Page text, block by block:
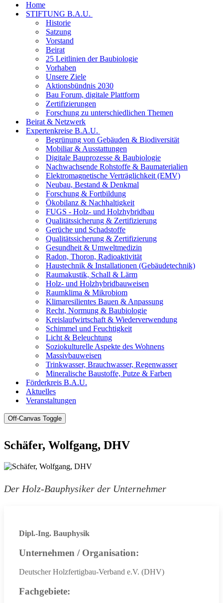
Home
STIFTUNG B.A.U.
Historie
Satzung
Vorstand
Beirat
25 Leitlinien der Baubiologie
Vorhaben
Unsere Ziele
Aktionsbündnis 2030
Bau Forum, digitale Plattform
Zertifizierungen
Forschung zu unterschiedlichen Themen
Beirat & Netzwerk
Expertenkreise B.A.U.
Begrünung von Gebäuden & Biodiversität
Mobiliar & Ausstattungen
Digitale Bauprozesse & Baubiologie
Nachwachsende Rohstoffe & Baumaterialien
Elektromagnetische Verträglichkeit (EMV)
Neubau, Bestand & Denkmal
Forschung & Fortbildung
Ökobilanz & Nachhaltigkeit
FUGS - Holz- und Holzhybridbau
Qualitätssicherung & Zertifizierung
Gerüche und Schadstoffe
Qualitätssicherung & Zertifizierung
Gesundheit & Umweltmedizin
Radon, Thoron, Radioaktivität
Haustechnik & Installationen (Gebäudetechnik)
Raumakustik, Schall & Lärm
Holz- und Holzhybridbauweisen
Raumklima & Mikrobiom
Klimaresilientes Bauen & Anpassung
Recht, Normung & Baubiologie
Kreislaufwirtschaft & Wiederverwendung
Schimmel und Feuchtigkeit
Licht & Beleuchtung
Soziokulturelle Aspekte des Wohnens
Massivbauweisen
Trinkwasser, Brauchwasser, Regenwasser
Mineralische Baustoffe, Putze & Farben
Förderkreis B.A.U.
Aktuelles
Veranstaltungen
Off-Canvas Toggle
Schäfer, Wolfgang, DHV
Der Holz-Bauphysiker der Unternehmer
Dipl.-Ing. Bauphysik
Unternehmen / Organisation:
Deutscher Holzfertigbau-Verband e.V. (DHV)
Fachgebiete: